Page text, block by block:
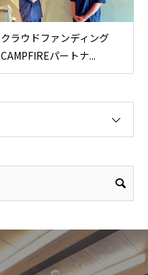
クラウドファンディング
CAMPFIREパートナ...